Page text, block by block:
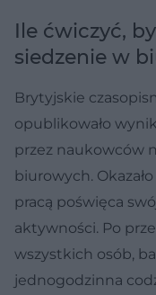
Ile ćwiczyć,
siedzenie w
Brytyjskie
opublikowało
przez naukowców
biurowych.
pracą poświęca
aktywności. Po
wszystkich osób,
jednogodzinna